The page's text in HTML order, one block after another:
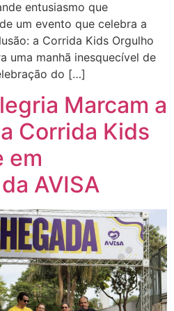
entusiasmo que
um evento que celebra a
a Corrida Kids Orgulho
uma manhã inesquecível de
do […]
Marcam a
Corrida Kids
em
AVISA